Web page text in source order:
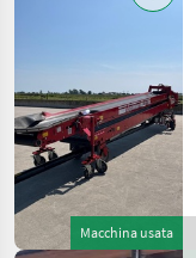
Macchina usata